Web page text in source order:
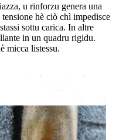
u rinforzu genera una
hè ciò chì impedisce
sottu carica. In altre
in un quadru rigidu.
micca listessu.